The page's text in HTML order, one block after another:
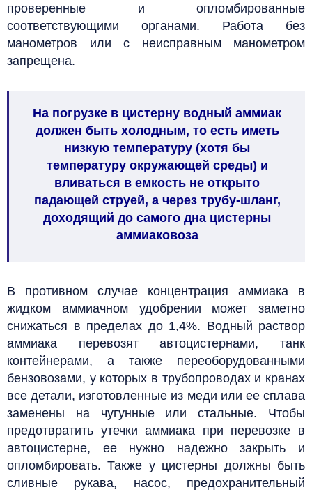
проверенные и опломбированные
соответствующими органами. Работа без
манометров или с неисправным манометром
запрещена.
На погрузке в цистерну водный аммиак
должен быть холодным, то есть иметь
низкую температуру (хотя бы
температуру окружающей среды) и
вливаться в емкость не открыто
падающей струей, а через трубу-шланг,
доходящий до самого дна цистерны
аммиаковоза
В противном случае концентрация аммиака в
жидком аммиачном удобрении может заметно
снижаться в пределах до 1,4%. Водный раствор
аммиака перевозят автоцистернами, танк
контейнерами, а также переоборудованными
бензовозами, у которых в трубопроводах и кранах
все детали, изготовленные из меди или ее сплава
заменены на чугунные или стальные. Чтобы
предотвратить утечки аммиака при перевозке в
автоцистерне, ее нужно надежно закрыть и
опломбировать. Также у цистерны должны быть
сливные рукава, насос, предохранительный